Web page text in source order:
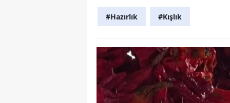
#Hazırlık #Kışlık